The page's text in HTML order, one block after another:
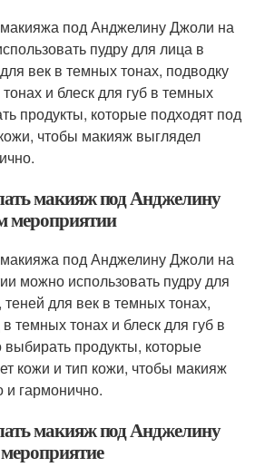
под Анджелину Джоли на
пудру для лица в
век в темных тонах, подводку
и блеск для губ в темных
продукты, которые подходят под
чтобы макияж выглядел
макияж под Анджелину
мероприятии
под Анджелину Джоли на
можно использовать пудру для
для век в темных тонах,
темных тонах и блеск для губ в
продукты, которые
кожи и тип кожи, чтобы макияж
и гармонично.
макияж под Анджелину